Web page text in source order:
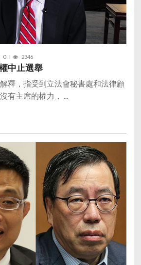
0 2346
中止選舉
釋，指受到立法會秘書處和法律顧
有主席的權力， ...